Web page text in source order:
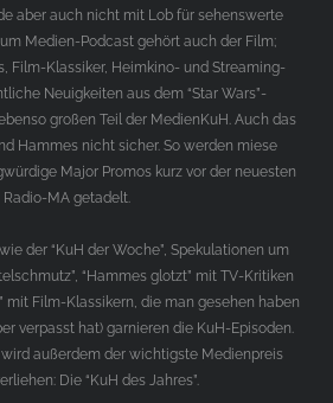
aber auch nicht mit Lob für sehenswerte
Medien-Podcast gehört auch der Film;
Film-Klassiker, Heimkino- und Streaming-
Neuigkeiten aus dem “Star Wars”-
großen Teil der MedienKuH. Auch das
Hammes nicht sicher. So werden miese
Major Promos kurz vor der neuesten
Radio-MA getadelt.
der “KuH der Woche”, Spekulationen um
“Hammes glotzt” mit TV-Kritiken
mit Film-Klassikern, die man gesehen haben
verpasst hat) garnieren die KuH-Episoden.
außerdem der wichtigste Medienpreis
Die “KuH des Jahres”.